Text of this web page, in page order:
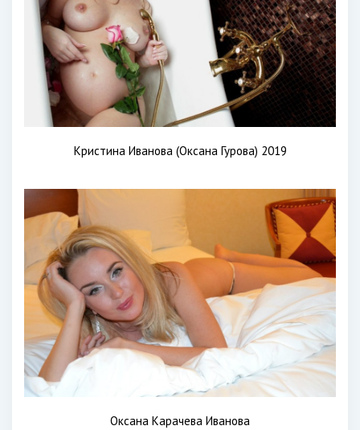
Кристина Иванова (Оксана Гурова) 2019
Оксана Карачева Иванова